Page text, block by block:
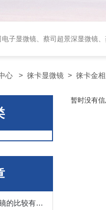
子显微镜、蔡司超景深显微镜
心 > 徕卡显微镜 > 徕卡金
材料显微镜与传统显微镜的比较有哪些优势？
暂时没有